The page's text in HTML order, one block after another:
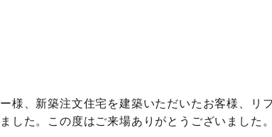
様、新築注文住宅を建築いただいたお客様、リ
した。この度はご来場ありがとうございました